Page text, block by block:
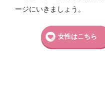
ージにいきましょう。
女性はこちら